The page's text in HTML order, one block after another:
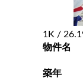
1K /
物件名
築年